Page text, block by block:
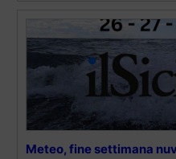
Meteo, fine settimana